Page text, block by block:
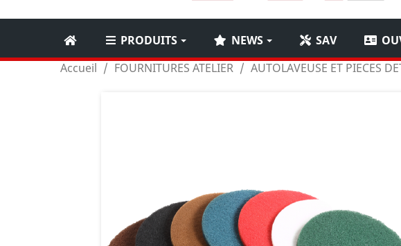
PRODUITS NEWS SAV
Accueil FOURNITURES ATELIER AUTOLAVEUSE ET PIECES